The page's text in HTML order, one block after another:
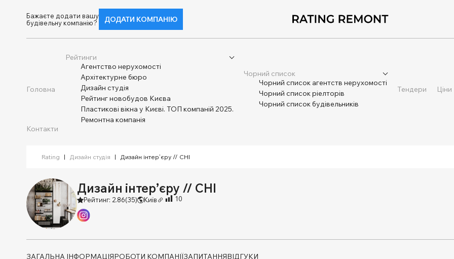
Бажаєте додати вашу
будівельну компанію?
ДОДАТИ КОМПАНІЮ
Головна
Рейтинги
Агентство нерухомості
Архітектурне бюро
Дизайн студія
Рейтинг новобудов Києва
Пластикові вікна у Києві. ТОП компаній 2025.
Ремонтна компанія
Чорний список
Чорний список агентств нерухомості
Чорний список ріелторів
Чорний список будівельників
Тендери Ціни
Контакти
Rating | Дизайн студія | Дизайн інтер’єру // CHI
Дизайн інтер’єру // CHI
Рейтинг: 2.86(35) Київ 10
ЗАГАЛЬНА ІНФОРМАЦІЯРОБОТИ КОМПАНІЇЗАПИТАННЯВІДГУКИ